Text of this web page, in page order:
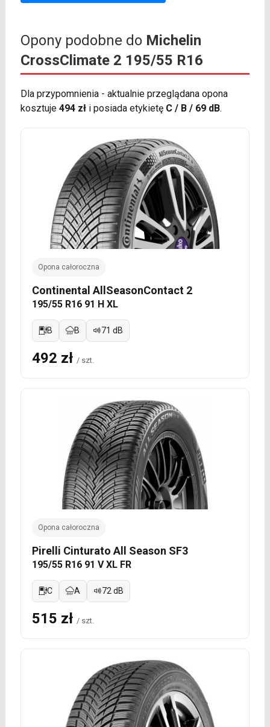
Opony podobne do Michelin
CrossClimate 2 195/55 R16
Dla przypomnienia - aktualnie przeglądana opona
kosztuje 494 złi posiada etykietę C / B / 69 dB.
Opona całoroczna
Continental AllSeasonContact 2
195/55 R16 91 H XL
B B 71 dB
492 zł / szt.
Opona całoroczna
Pirelli Cinturato All Season SF3
195/55 R16 91 V XL FR
C A 72 dB
515 zł / szt.